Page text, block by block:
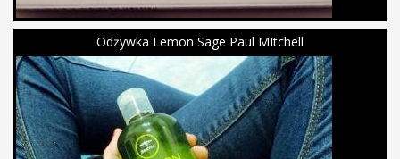
Odżywka Lemon Sage Paul MItchell